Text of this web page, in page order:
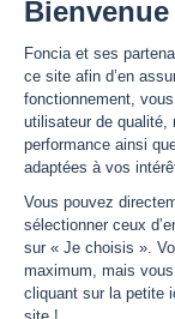
Partenaires
Infos
Nous contacter
Estimation
Estimation
Actualités